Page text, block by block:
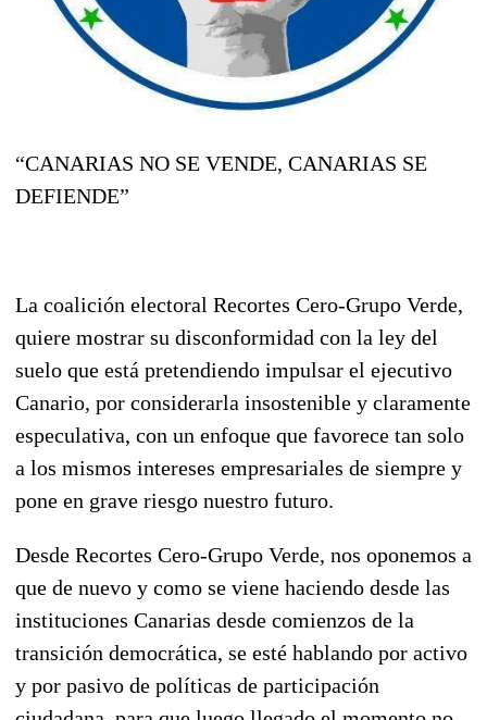
“CANARIAS NO SE VENDE, CANARIAS SE
DEFIENDE”
La coalición electoral Recortes Cero-Grupo Verde,
quiere mostrar su disconformidad con la ley del
suelo que está pretendiendo impulsar el ejecutivo
Canario, por considerarla insostenible y claramente
especulativa, con un enfoque que favorece tan solo
a los mismos intereses empresariales de siempre y
pone en grave riesgo nuestro futuro.
Desde Recortes Cero-Grupo Verde, nos oponemos a
que de nuevo y como se viene haciendo desde las
instituciones Canarias desde comienzos de la
transición democrática, se esté hablando por activo
y por pasivo de políticas de participación